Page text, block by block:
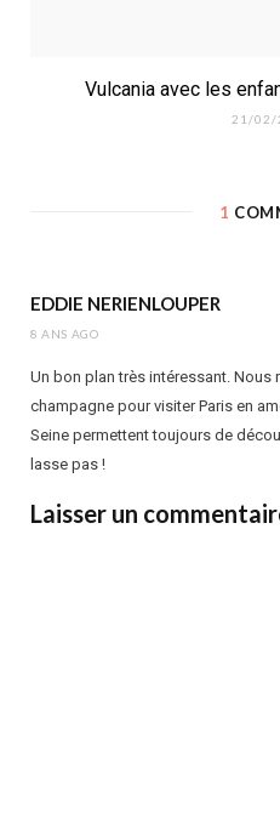
Vulcania avec les
21/02/
1
EDDIE NERIENLOUPER
8 ANS AGO
Un bon plan très intéressant.
champagne pour visiter Paris en
Seine permettent toujours de
lasse pas !
Laisser un